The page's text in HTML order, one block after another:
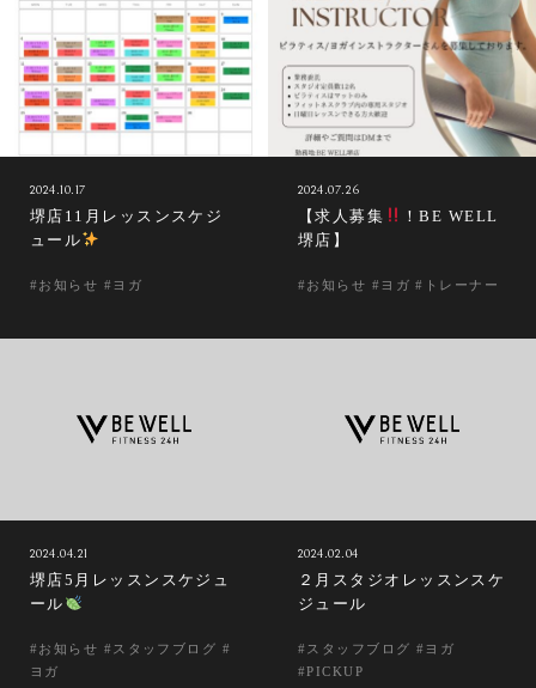
2024.10.17
堺店11月レッスンスケジ
ュール
#お知らせ #ヨガ
2024.07.26
【求人募集
！BE WELL
堺店】
#お知らせ #ヨガ #トレーナー
2024.04.21
堺店5月レッスンスケジュ
ール
#お知らせ #スタッフブログ #
ヨガ
2024.02.04
２月スタジオレッスンスケ
ジュール
#スタッフブログ #ヨガ
#PICKUP